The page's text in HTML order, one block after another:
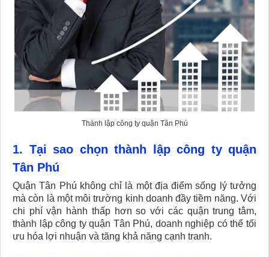
Thành lập công ty quận Tân Phú
1. Tại sao chọn thành lập công ty quận
Tân Phú
Quận Tân Phú không chỉ là một địa điểm sống lý tưởng
mà còn là một môi trường kinh doanh đầy tiềm năng. Với
chi phí vận hành thấp hơn so với các quận trung tâm,
thành lập công ty quận Tân Phú, doanh nghiệp có thể tối
ưu hóa lợi nhuận và tăng khả năng cạnh tranh.